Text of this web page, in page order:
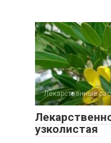
Лекарственные
узколистая